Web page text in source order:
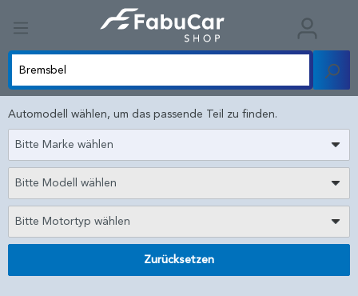
Automodell wählen, um das passende Teil zu finden.
Bitte Marke wählen
Bitte Modell wählen
Bitte Motortyp wählen
Zurücksetzen